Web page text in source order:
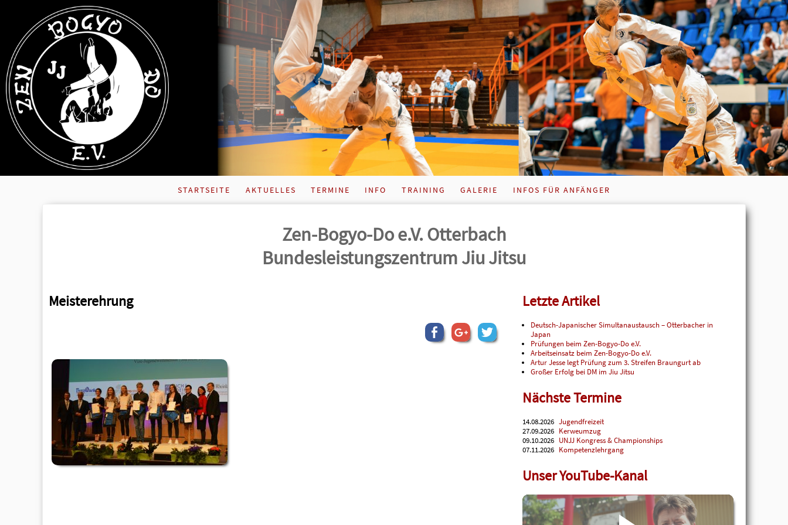
STARTSEITE AKTUELLES TERMINE INFO TRAINING GALERIE INFOS FÜR ANFÄNGER
Zen-Bogyo-Do e.V. Otterbach
Bundes­leistungs­zentrum Jiu Jitsu
Meisterehrung Letzte Artikel
Deutsch-Japanischer Simultanaustausch – Otterbacher in
Japan
Prüfungen beim Zen-Bogyo-Do e.V.
Arbeitseinsatz beim Zen-Bogyo-Do e.V.
Artur Jesse legt Prüfung zum 3. Streifen Braungurt ab
Großer Erfolg bei DM im Jiu Jitsu
Nächste Termine
14.08.2026 Jugendfreizeit
27.09.2026 Kerweumzug
09.10.2026 UNJJ Kongress & Championships
07.11.2026 Kompetenzlehrgang
Unser YouTube-Kanal